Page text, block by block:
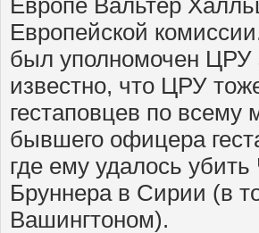
Европе Вальтер
Европейской
был уполномочен ЦРУ
известно, что ЦРУ
гестаповцев по
бывшего офицера
где ему удалось
Бруннера в Сирии (в
Вашингтоном).